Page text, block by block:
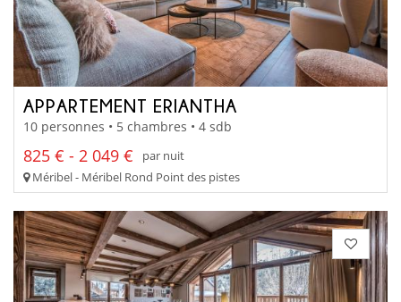
APPARTEMENT ERIANTHA
10 personnes • 5 chambres • 4 sdb
825 € - 2 049 €
par nuit
Méribel - Méribel Rond Point des pistes